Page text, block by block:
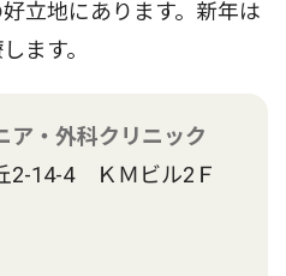
立地にあります。新年は
ます。
ア・外科クリニック
2-14-4 ＫＭビル2Ｆ